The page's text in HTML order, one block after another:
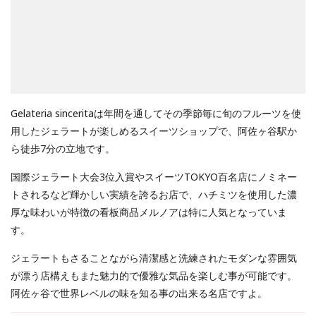
Gelateria sinceritaは年間を通してその季節毎に旬のフルーツを使
用したジェラートが楽しめるスイーツショップで、阿佐ヶ谷駅か
ら徒歩7分の立地です。
国際ジェラート大会3位入賞やスイーツTOKYO百名店にノミネー
トされるなど輝かしい実績を誇るお店で、ハチミツを使用した濃
厚な味わいが特徴の看板商品メルノアは特に人気となっていま
す。
ジェラートもさることながら清潔感と洗練されたモダンな雰囲気
が漂う店構えもまた魅力的で優雅な気品を楽しむ事が可能です。
阿佐ヶ谷で世界レベルの味を知る事の出来る名店ですよ。